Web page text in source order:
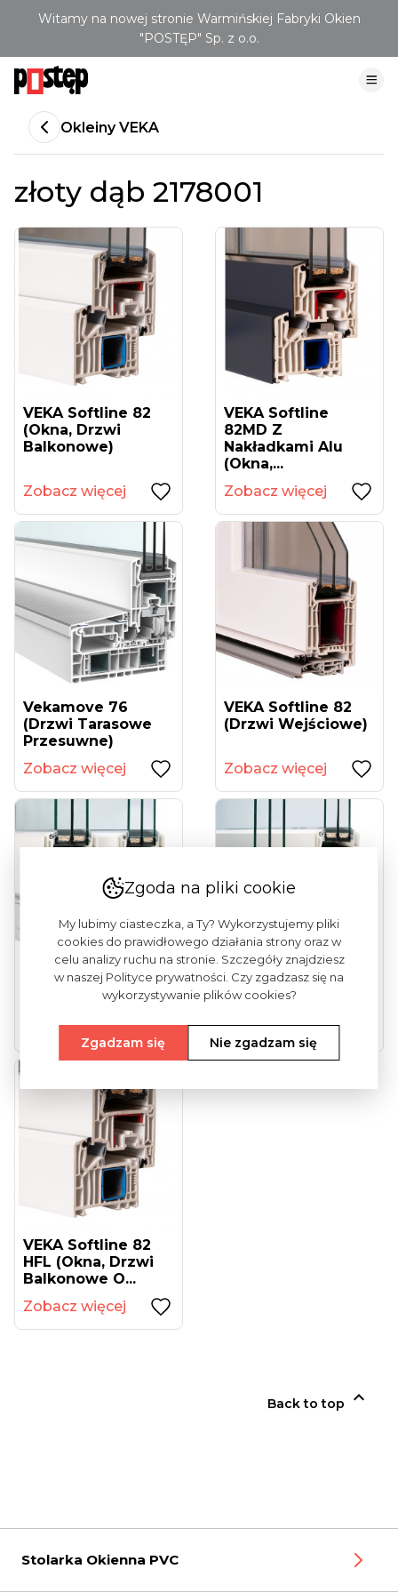
Witamy na nowej stronie Warmińskiej Fabryki Okien
"POSTĘP" Sp. z o.o.
Okleiny VEKA
złoty dąb 2178001
VEKA Softline 82
(okna, Drzwi
Balkonowe)
Zobacz więcej
VEKA Softline
82MD Z
Nakładkami Alu
(okna,...
Zobacz więcej
Vekamove 76
(drzwi Tarasowe
Przesuwne)
Zobacz więcej
VEKA Softline 82
(drzwi Wejściowe)
Zobacz więcej
Vekamotion 82
(drzwi Tarasowe...
Zobacz więcej
Vekamotion 82 Max
(drzwi Tarasowe...
Zobacz więcej
VEKA Softline 82
HFL (okna, Drzwi
Balkonowe O...
Zobacz więcej
Back to top 
Stolarka Okienna PVC
Zgoda na pliki cookie
My lubimy ciasteczka, a Ty? Wykorzystujemy pliki
cookies do prawidłowego działania strony oraz w
celu analizy ruchu na stronie. Szczegóły znajdziesz
w naszej Polityce prywatności. Czy zgadzasz się na
wykorzystywanie plików cookies?
Zgadzam się Nie zgadzam się